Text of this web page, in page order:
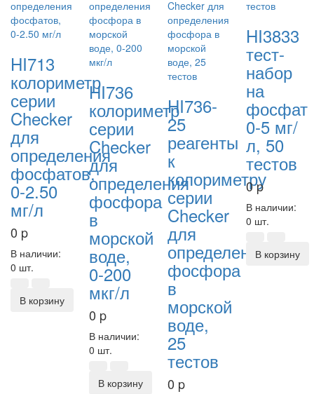
HI713
колориметр
серии
Checker
для
определения
фосфатов,
0-2.50
мг/л
0 p
В наличии:
0 шт.
В корзину
HI736
колориметр
серии
Checker
для
определения
фосфора
в
морской
воде,
0-200
мкг/л
0 p
В наличии:
0 шт.
В корзину
HI736-
25
реагенты
к
колориметру
серии
Checker
для
определения
фосфора
в
морской
воде,
25
тестов
0 p
HI3833
тест-
набор
на
фосфат
0-5 мг/
л, 50
тестов
0p
В наличии:
0 шт.
В корзину